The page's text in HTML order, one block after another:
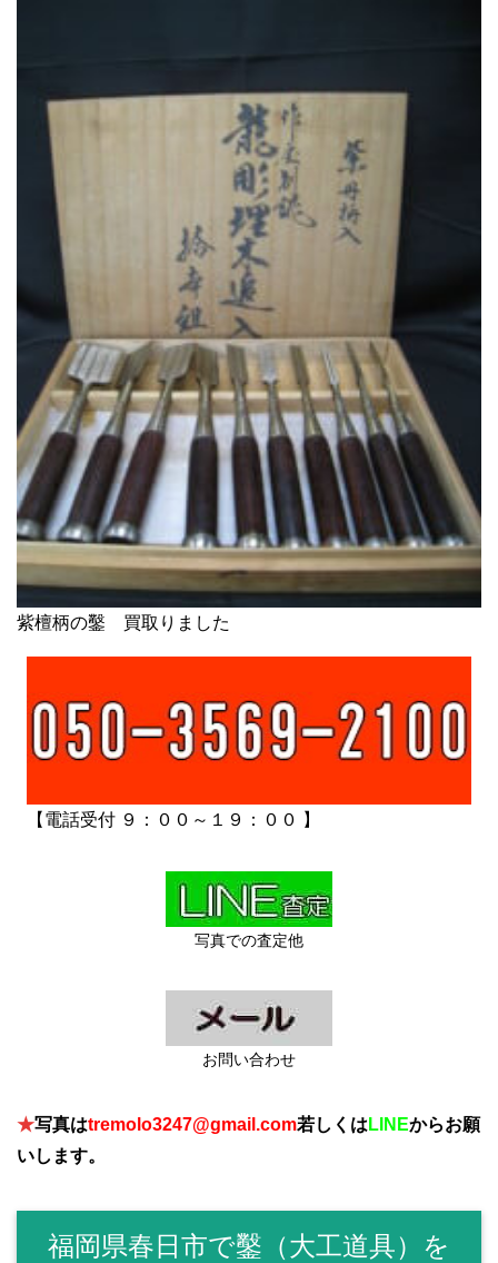
紫檀柄の鑿 買取りました
【電話受付 ９：００～１９：００ 】
写真での査定他
お問い合わせ
★写真はtremolo3247@gmail.com若しくはLINEからお願
いします。
福岡県春日市で鑿（大工道具）を